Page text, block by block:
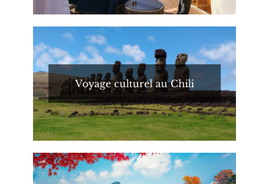
Voyage culturel au Chili